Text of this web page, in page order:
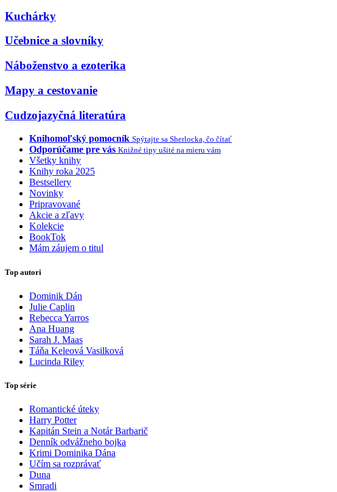
Kuchárky
Učebnice a slovníky
Náboženstvo a ezoterika
Mapy a cestovanie
Cudzojazyčná literatúra
Knihomoľský pomocník Spýtajte sa Sherlocka, čo čítať
Odporúčame pre vás Knižné tipy ušité na mieru vám
Všetky knihy
Knihy roka 2025
Bestsellery
Novinky
Pripravované
Akcie a zľavy
Kolekcie
BookTok
Mám záujem o titul
Top autori
Dominik Dán
Julie Caplin
Rebecca Yarros
Ana Huang
Sarah J. Maas
Táňa Keleová Vasilková
Lucinda Riley
Top série
Romantické úteky
Harry Potter
Kapitán Stein a Notár Barbarič
Denník odvážneho bojka
Krimi Dominika Dána
Učím sa rozprávať
Duna
Smradi